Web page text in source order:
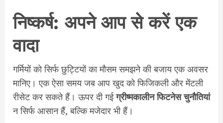
निष्कर्ष: अपने आप से करें एक
वादा
गर्मियों को सिर्फ छुट्टियों का मौसम समझने की बजाय एक अवसर
मानिए। एक ऐसा समय जब आप खुद को फिजिकली और मेंटली
रीसेट कर सकते हैं। ऊपर दी गईग्रीष्मकालीन फिटनेस चुनौतियां
न सिर्फ आसान हैं, बल्कि मजेदार भी हैं।